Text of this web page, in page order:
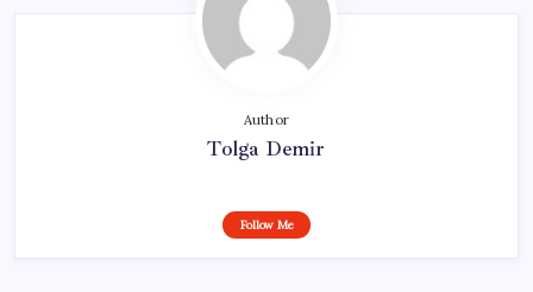
Author
Tolga Demir
Follow Me